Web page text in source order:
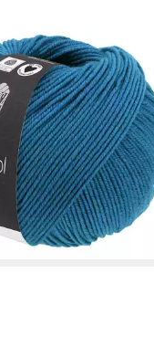
Häkelwolle, 160 m
aus extrafeiner
kuschelig weich und
50 g
5,95 €
3-4 Werktagen bei dir
+121